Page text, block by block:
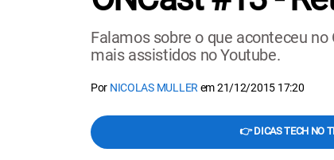
Falamos sobre o que aconteceu
mais assistidos no Youtube.
Por NICOLAS MULLER em21/12/2015 17:20
👉 DICAS TECH NO